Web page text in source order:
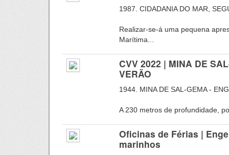
1987. CIDADANIA DO MAR,
Realizar-se-á uma pequena
Marítima...
CVV 2022 | MINA DE
VERÃO
1944. MINA DE SAL-GEMA -
A 230 metros de profundidade,
Oficinas de Férias |
marinhos